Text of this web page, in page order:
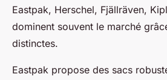
Eastpak, Herschel, Fjällräven,
dominent souvent le marché
distinctes.
Eastpak propose des sacs